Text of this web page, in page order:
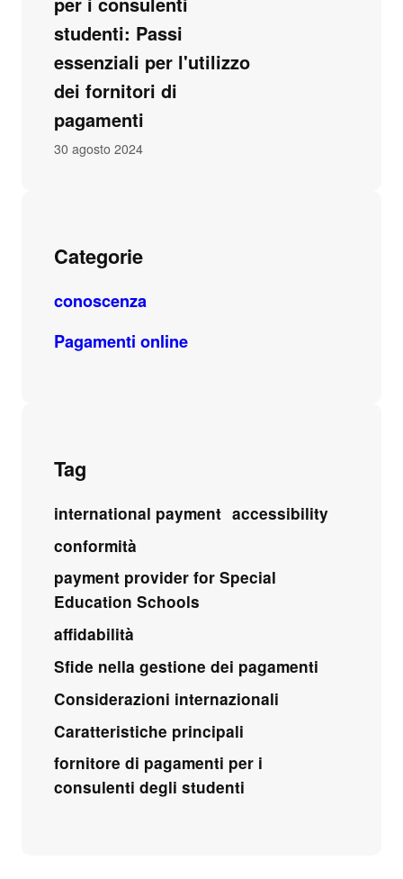
studenti: Passi
essenziali per l'utilizzo
dei fornitori di
pagamenti
30 agosto 2024
Categorie
conoscenza
Pagamenti online
Tag
international payment accessibility
conformità
payment provider for Special
Education Schools
affidabilità
Sfide nella gestione dei pagamenti
Considerazioni internazionali
Caratteristiche principali
fornitore di pagamenti per i
consulenti degli studenti